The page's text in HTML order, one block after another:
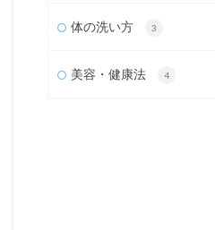
体の洗い方 3
美容・健康法 4